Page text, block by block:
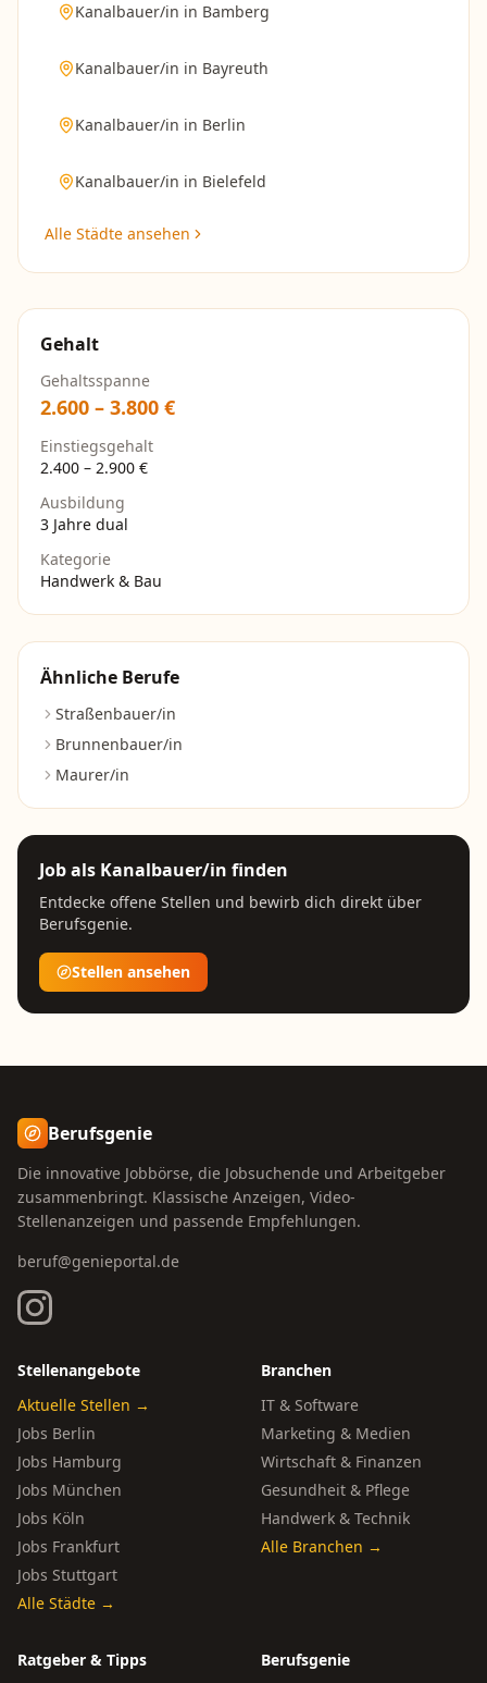
Kanalbauer/in in Bamberg
Kanalbauer/in in Bayreuth
Kanalbauer/in in Berlin
Kanalbauer/in in Bielefeld
Alle Städte ansehen
Gehalt
Gehaltsspanne
2.600 – 3.800 €
Einstiegsgehalt
2.400 – 2.900 €
Ausbildung
3 Jahre dual
Kategorie
Handwerk & Bau
Ähnliche Berufe
Straßenbauer/in
Brunnenbauer/in
Maurer/in
Job als Kanalbauer/in finden
Entdecke offene Stellen und bewirb dich direkt über
Berufsgenie.
Stellen ansehen
Berufsgenie
Die innovative Jobbörse, die Jobsuchende und Arbeitgeber
zusammenbringt. Klassische Anzeigen, Video-
Stellenanzeigen und passende Empfehlungen.
beruf@genieportal.de
Stellenangebote
Aktuelle Stellen →
Jobs Berlin
Jobs Hamburg
Jobs München
Jobs Köln
Jobs Frankfurt
Jobs Stuttgart
Alle Städte →
Branchen
IT & Software
Marketing & Medien
Wirtschaft & Finanzen
Gesundheit & Pflege
Handwerk & Technik
Alle Branchen →
Ratgeber & Tipps
Berufsgenie